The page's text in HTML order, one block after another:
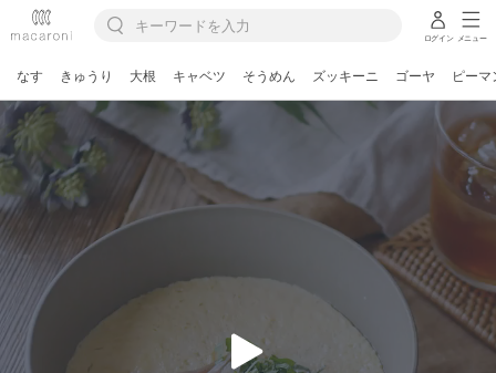
ログイン メニュー
なす きゅうり 大根 キャベツ そうめん ズッキーニ ゴーヤ ピーマ